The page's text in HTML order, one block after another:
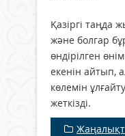
Қазіргі таңда
және болгар
өндірілген
екенін айтып,
көлемін
жеткізді.